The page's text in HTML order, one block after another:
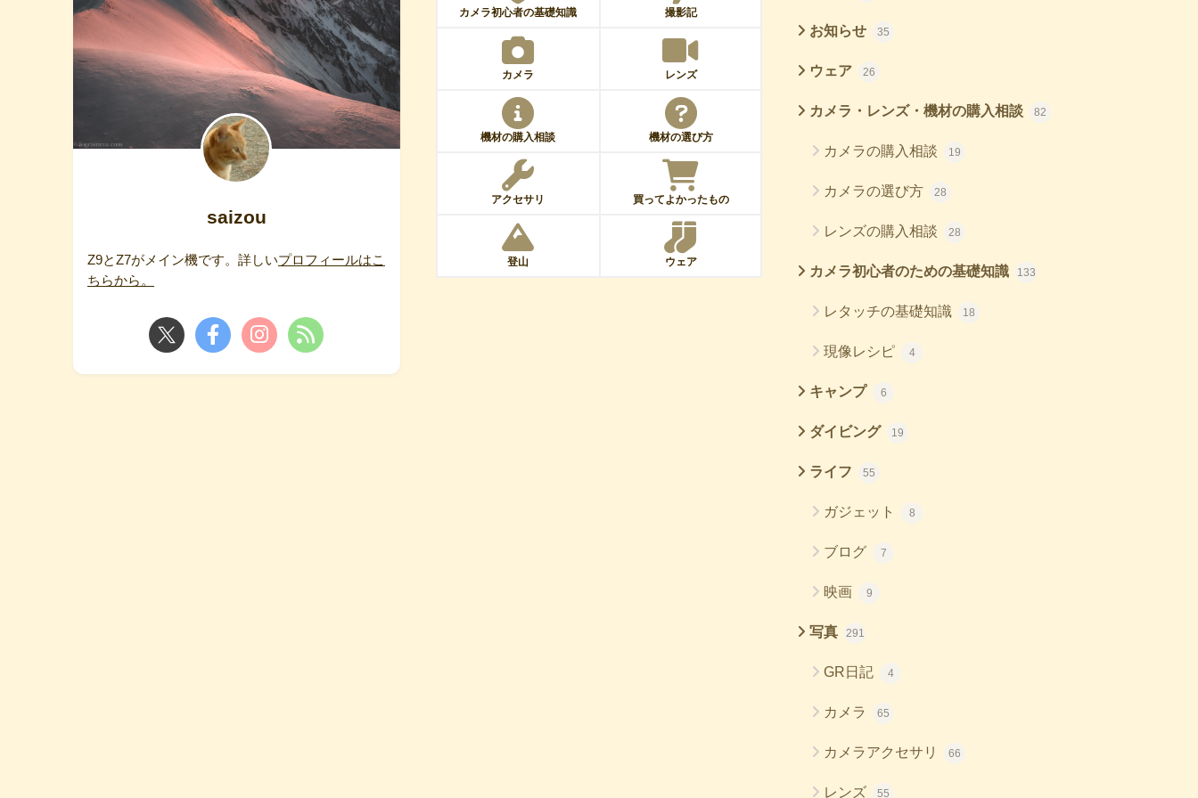
saizou
Z9とZ7がメイン機です。詳しいプロフィールはこ
ちらから。
カメラ初心者の基礎知識 撮影記
カメラ レンズ
機材の購入相談 機材の選び方
アクセサリ 買ってよかったもの
登山 ウェア
お知らせ 35
ウェア 26
カメラ・レンズ・機材の購入相談 82
カメラの購入相談 19
カメラの選び方 28
レンズの購入相談 28
カメラ初心者のための基礎知識 133
レタッチの基礎知識 18
現像レシピ 4
キャンプ 6
ダイビング 19
ライフ 55
ガジェット 8
ブログ 7
映画 9
写真 291
GR日記 4
カメラ 65
カメラアクセサリ 66
レンズ 55